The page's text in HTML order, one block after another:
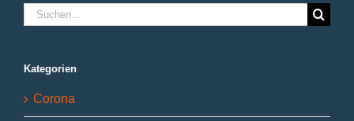
Suche
nach:
Kategorien
Corona